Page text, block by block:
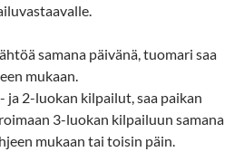
samana päivänä, tuomari saa
mukaan.
ja 2-luokan kilpailut, saa paikan
3-luokan kilpailuun samana
mukaan tai toisin päin.